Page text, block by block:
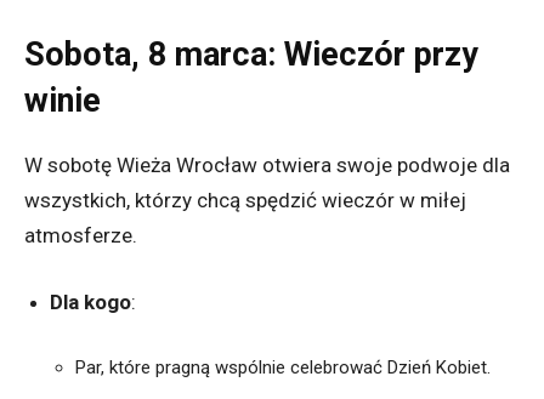
Sobota, 8 marca: Wieczór przy
winie
W sobotę Wieża Wrocław otwiera swoje podwoje dla
wszystkich, którzy chcą spędzić wieczór w miłej
atmosferze.
Dla kogo:
Par, które pragną wspólnie celebrować Dzień Kobiet.